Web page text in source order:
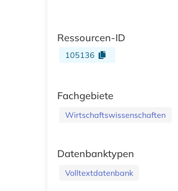
Ressourcen-ID
105136
Fachgebiete
Wirtschaftswissenschaften
Datenbanktypen
Volltextdatenbank